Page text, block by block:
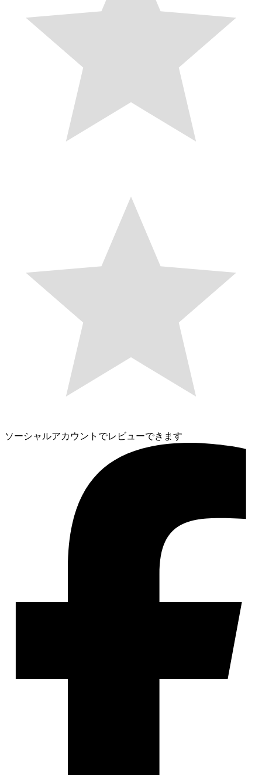
ソーシャルアカウントでレビューできます